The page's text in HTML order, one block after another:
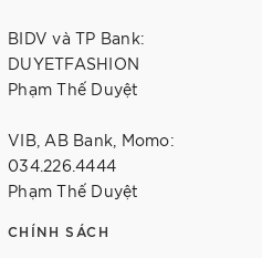
BIDV và TP Bank:
DUYETFASHION
Phạm Thế Duyệt
VIB, AB Bank, Momo:
034.226.4444
Phạm Thế Duyệt
CHÍNH SÁCH